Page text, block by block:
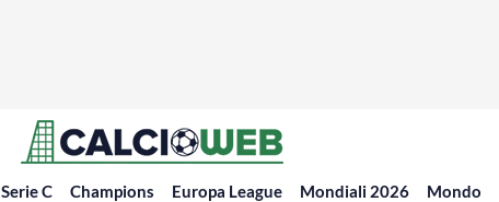
Serie C Champions Europa League Mondiali 2026 Mondo